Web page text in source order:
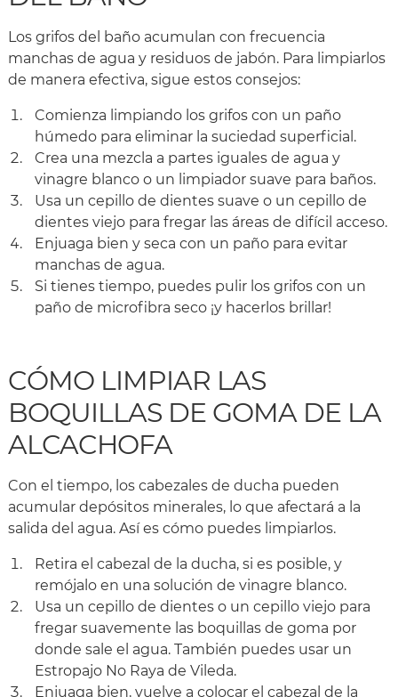
Los grifos del baño acumulan con frecuencia
manchas de agua y residuos de jabón. Para limpiarlos
de manera efectiva, sigue estos consejos:
Comienza limpiando los grifos con un paño
húmedo para eliminar la suciedad superficial.
Crea una mezcla a partes iguales de agua y
vinagre blanco o un limpiador suave para baños.
Usa un cepillo de dientes suave o un cepillo de
dientes viejo para fregar las áreas de difícil acceso.
Enjuaga bien y seca con un paño para evitar
manchas de agua.
Si tienes tiempo, puedes pulir los grifos con un
paño de microfibra seco ¡y hacerlos brillar!
CÓMO LIMPIAR LAS
BOQUILLAS DE GOMA DE LA
ALCACHOFA
Con el tiempo, los cabezales de ducha pueden
acumular depósitos minerales, lo que afectará a la
salida del agua. Así es cómo puedes limpiarlos.
Retira el cabezal de la ducha, si es posible, y
remójalo en una solución de vinagre blanco.
Usa un cepillo de dientes o un cepillo viejo para
fregar suavemente las boquillas de goma por
donde sale el agua. También puedes usar un
Estropajo No Raya de Vileda.
Enjuaga bien, vuelve a colocar el cabezal de la